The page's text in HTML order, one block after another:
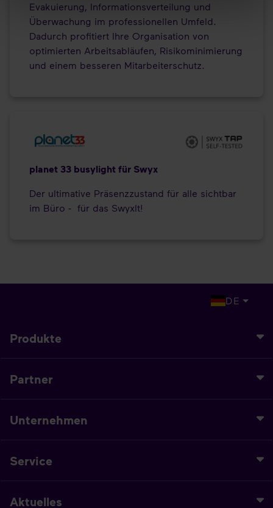
Evakuierung, Informationsverteilung und
Überwachung im professionellen Umfeld.
Dadurch profitiert Ihre Organisation von
optimierten Arbeitsabläufen, Risikominimierung
und einem besseren Mitarbeiterschutz.
planet 33 busylight für Swyx
Der ultimative Präsenzzustand für alle sichtbar
im Büro - für das SwyxIt!
DE
Produkte
Partner
Unternehmen
Service
Aktuelles